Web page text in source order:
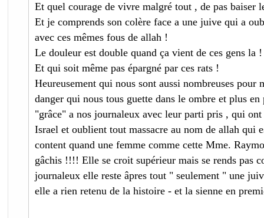
Et quel courage de vivre malgré tout , de pas baiser
Et je comprends son colère face a une juive qui a
avec ces mêmes fous de allah !
Le douleur est double quand ça vient de ces gens la !
Et qui soit même pas épargné par ces rats !
Heureusement qui nous sont aussi nombreuses pour
danger qui nous tous guette dans le ombre et plus
"grâce" a nos journaleux avec leur parti pris , qui ont
Israel et oublient tout massacre au nom de allah qui
content quand une femme comme cette Mme.
gâchis !!!! Elle se croit supérieur mais se rends pas
journaleux elle reste âpres tout " seulement " une
elle a rien retenu de la histoire - et la sienne en